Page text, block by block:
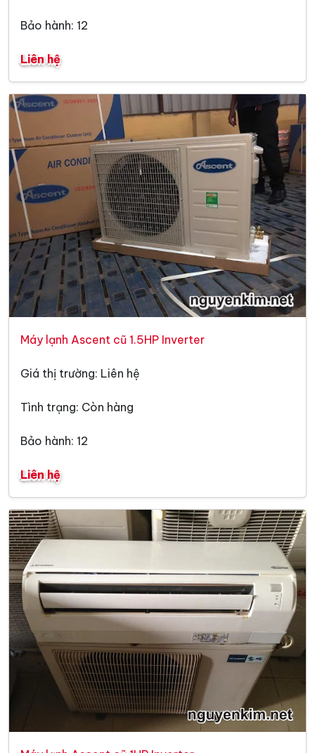
Bảo hành: 12
Liên hệ
Máy lạnh Ascent cũ 1.5HP Inverter
Giá thị trường: Liên hệ
Tình trạng: Còn hàng
Bảo hành: 12
Liên hệ